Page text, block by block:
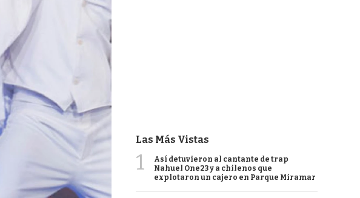
Las Más Vistas
1
Así detuvieron al cantante de trap
Nahuel One23 y a chilenos que
explotaron un cajero en Parque Miramar